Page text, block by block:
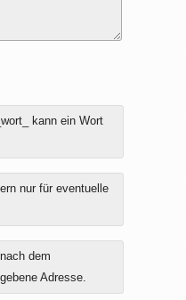
kann ein Wort
nur für eventuelle
dem
Adresse.